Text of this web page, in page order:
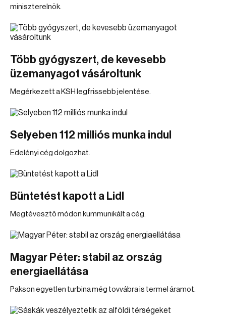
miniszterelnök.
Több gyógyszert, de kevesebb
üzemanyagot vásároltunk
Megérkezett a KSH legfrissebb jelentése.
Selyeben 112 milliós munka indul
Edelényi cég dolgozhat.
Büntetést kapott a Lidl
Megtévesztő módon kummunikált a cég.
Magyar Péter: stabil az ország
energiaellátása
Pakson egyetlen turbina még tovvábra is termel áramot.